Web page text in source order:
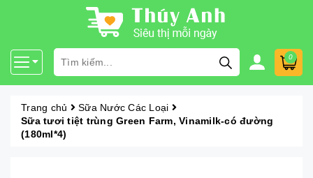
0
Trang chủ
Sữa Nước Các Loại
Sữa tươi tiệt trùng Green Farm, Vinamilk-có đường
(180ml*4)